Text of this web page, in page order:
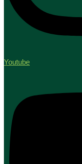
Youtube